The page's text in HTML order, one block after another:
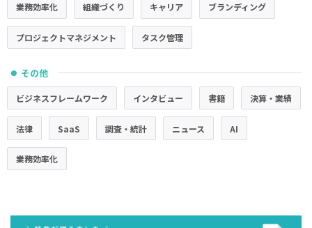
業務効率化 組織づくり キャリア ブランディング
プロジェクトマネジメント タスク管理
● その他
ビジネスフレームワーク インタビュー 書籍 決算・業績
法律 SaaS 調査・統計 ニュース AI
業務効率化